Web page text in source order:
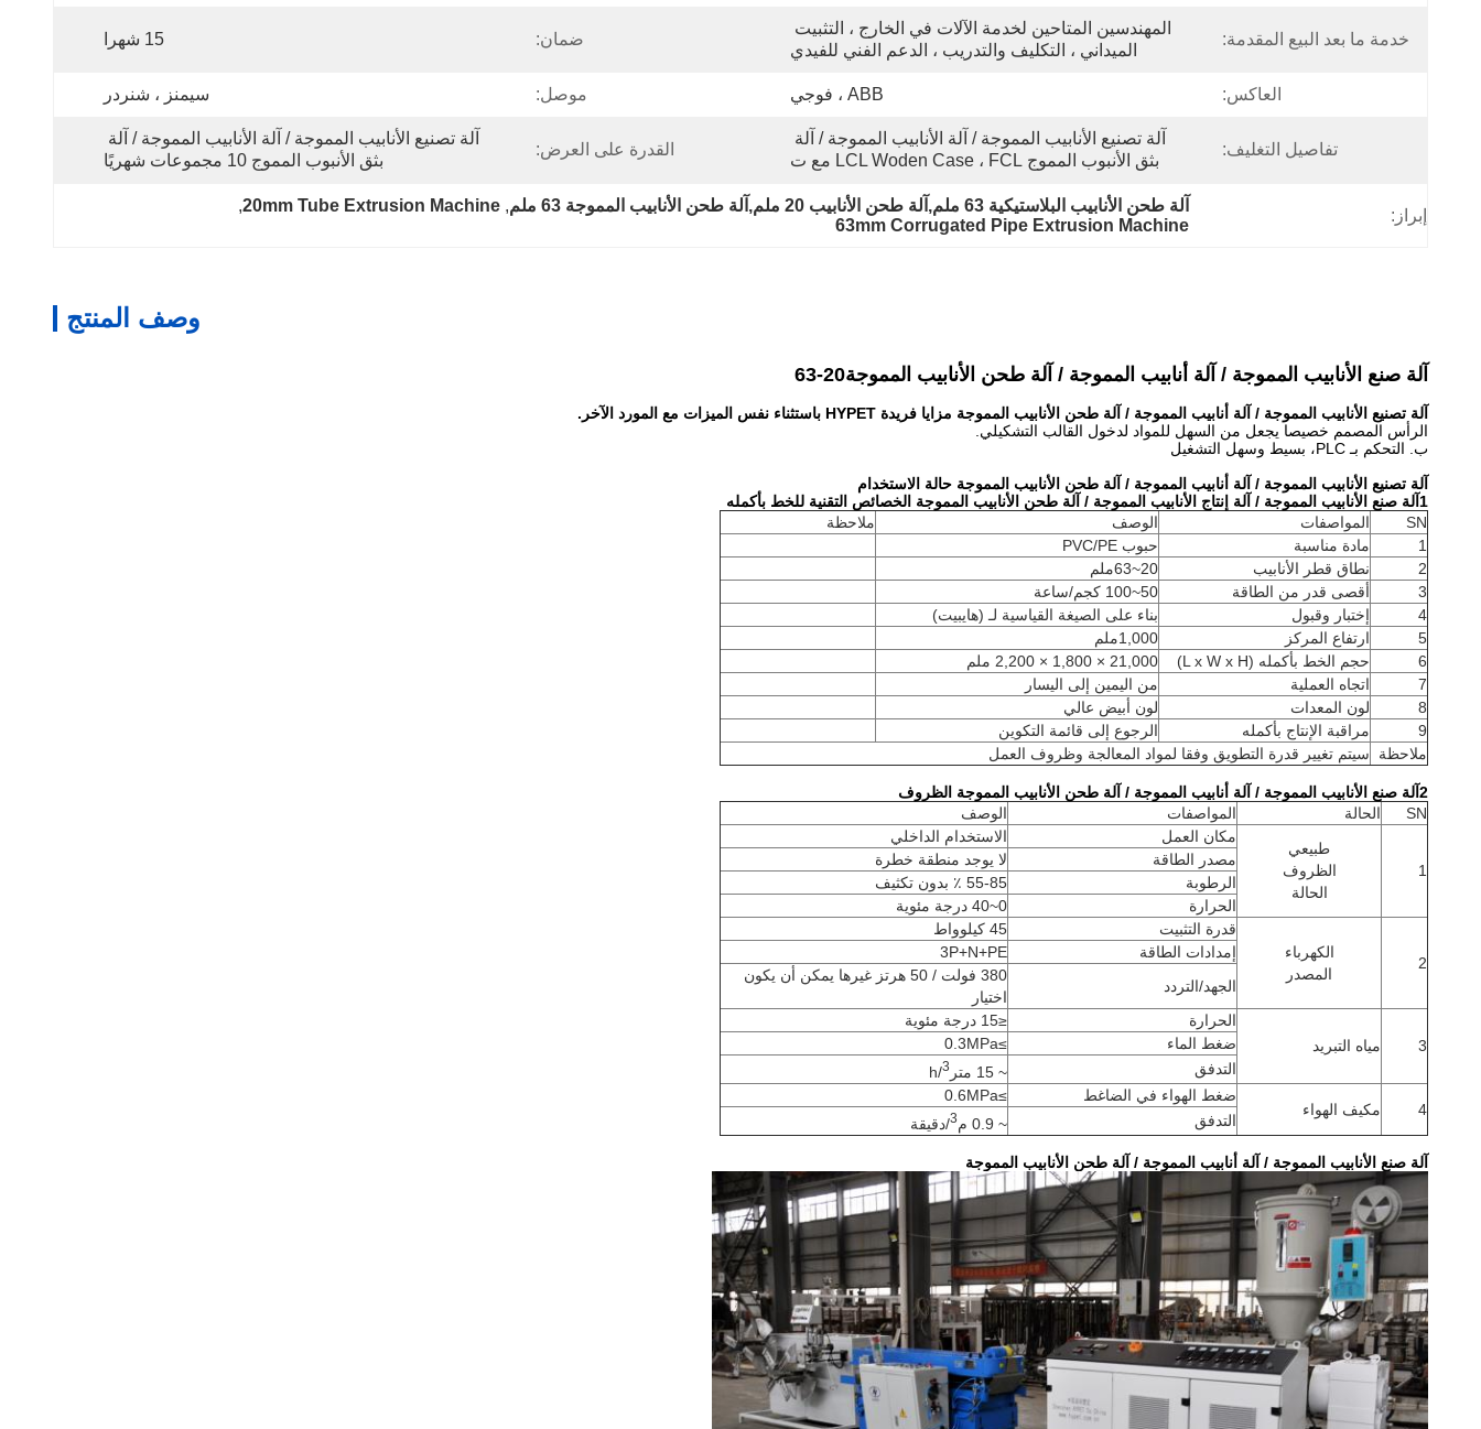
خدمة ما بعد البيع المقدمة:
الميداني ، التكليف والتدريب ، الدعم الفني للفيدي
ضمان: 15 شهرا
العاكس: ABB ، فوجي موصل: سيمنز ، شنردر
تفاصيل التغليف:
بثق الأنبوب المموج LCL Woden Case ، FCL مع ت
القدرة على العرض:
بثق الأنبوب المموج 10 مجموعات شهريًا
إبراز:
آلة طحن الأنابيب البلاستيكية 63 ملم,آلة طحن الأنابيب 20 ملم,آلة طحن الأنابيب المموجة 63 ملم ,
20mm Tube Extrusion Machine
,
63mm Corrugated Pipe Extrusion Machine
وصف المنتج
آلة صنع الأنابيب المموجة / آلة أنابيب المموجة / آلة طحن الأنابيب المموجة20-63
آلة تصنيع الأنابيب المموجة / آلة أنابيب المموجة / آلة طحن الأنابيب المموجة مزايا فريدة HYPET باستثناء نفس الميزات مع المورد الآخر.
الرأس المصمم خصيصا يجعل من السهل للمواد لدخول القالب التشكيلي.
ب. التحكم بـ PLC، بسيط وسهل التشغيل
آلة تصنيع الأنابيب المموجة / آلة أنابيب المموجة / آلة طحن الأنابيب المموجة حالة الاستخدام
1آلة صنع الأنابيب المموجة / آلة إنتاج الأنابيب المموجة / آلة طحن الأنابيب المموجة الخصائص التقنية للخط بأكمله
SN
المواصفات الوصف
ملاحظة
1
مادة مناسبة
حبوب PVC/PE
2
نطاق قطر الأنابيب
20~63ملم
3
أقصى قدر من الطاقة
50~100 كجم/ساعة
4
إختبار وقبول
بناء على الصيغة القياسية لـ (هايبيت)
5
ارتفاع المركز
1,000ملم
6
حجم الخط بأكمله (L x W x H)
21,000 × 1,800 × 2,200 ملم
7
اتجاه العملية
من اليمين إلى اليسار
8
لون المعدات
لون أبيض عالي
9
مراقبة الإنتاج بأكمله
الرجوع إلى قائمة التكوين
ملاحظة
سيتم تغيير قدرة التطويق وفقا لمواد المعالجة وظروف العمل
2آلة صنع الأنابيب المموجة / آلة أنابيب المموجة / آلة طحن الأنابيب المموجة الظروف
SN
الحالة المواصفات الوصف
1
طبيعي
الظروف
الحالة
مكان العمل
الاستخدام الداخلي
مصدر الطاقة
لا يوجد منطقة خطرة
الرطوبة
55-85 ٪ بدون تكثيف
الحرارة
0~40 درجة مئوية
2
الكهرباء
المصدر
قدرة التثبيت
45 كيلوواط
إمدادات الطاقة
3P+N+PE
الجهد/التردد
380 فولت / 50 هرتز غيرها يمكن أن يكون
اختيار
3 مياه التبريد
الحرارة
≤15 درجة مئوية
ضغط الماء
≥0.3MPa
التدفق
~ 15 متر 3
/h
4 مكيف الهواء
ضغط الهواء في الضاغط
≥0.6MPa
التدفق
~ 0.9 م 3/دقيقة
آلة صنع الأنابيب المموجة / آلة أنابيب المموجة / آلة طحن الأنابيب المموجة